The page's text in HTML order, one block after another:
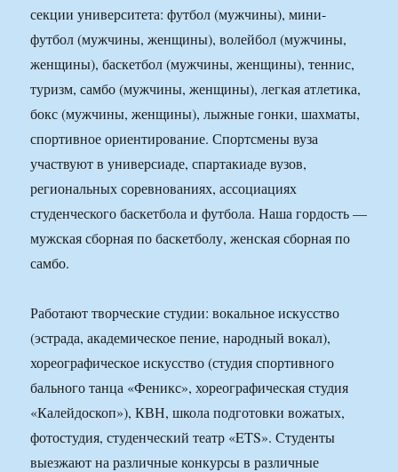
секции университета: футбол (мужчины), мини-
футбол (мужчины, женщины), волейбол (мужчины,
женщины), баскетбол (мужчины, женщины), теннис,
туризм, самбо (мужчины, женщины), легкая атлетика,
бокс (мужчины, женщины), лыжные гонки, шахматы,
спортивное ориентирование. Спортсмены вуза
участвуют в универсиаде, спартакиаде вузов,
региональных соревнованиях, ассоциациях
студенческого баскетбола и футбола. Наша гордость —
мужская сборная по баскетболу, женская сборная по
самбо.
Работают творческие студии: вокальное искусство
(эстрада, академическое пение, народный вокал),
хореографическое искусство (студия спортивного
бального танца «Феникс», хореографическая студия
«Калейдоскоп»), КВН, школа подготовки вожатых,
фотостудия, студенческий театр «ETS». Студенты
выезжают на различные конкурсы в различные